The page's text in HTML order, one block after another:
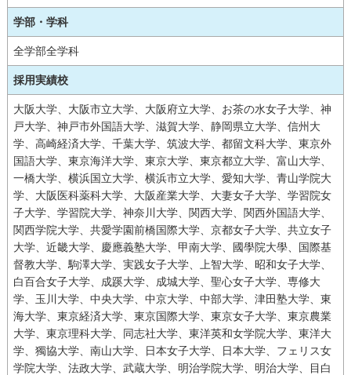
学部・学科
全学部全学科
採用実績校
大阪大学、大阪市立大学、大阪府立大学、お茶の水女子大学、神
戸大学、神戸市外国語大学、滋賀大学、静岡県立大学、信州大
学、高崎経済大学、千葉大学、筑波大学、都留文科大学、東京外
国語大学、東京海洋大学、東京大学、東京都立大学、富山大学、
一橋大学、横浜国立大学、横浜市立大学、愛知大学、青山学院大
学、大阪医科薬科大学、大阪産業大学、大妻女子大学、学習院女
子大学、学習院大学、神奈川大学、関西大学、関西外国語大学、
関西学院大学、共愛学園前橋国際大学、京都女子大学、共立女子
大学、近畿大学、慶應義塾大学、甲南大学、國學院大學、国際基
督教大学、駒澤大学、実践女子大学、上智大学、昭和女子大学、
白百合女子大学、成蹊大学、成城大学、聖心女子大学、専修大
学、玉川大学、中央大学、中京大学、中部大学、津田塾大学、東
海大学、東京経済大学、東京国際大学、東京女子大学、東京農業
大学、東京理科大学、同志社大学、東洋英和女学院大学、東洋大
学、獨協大学、南山大学、日本女子大学、日本大学、フェリス女
学院大学、法政大学、武蔵大学、明治学院大学、明治大学、目白